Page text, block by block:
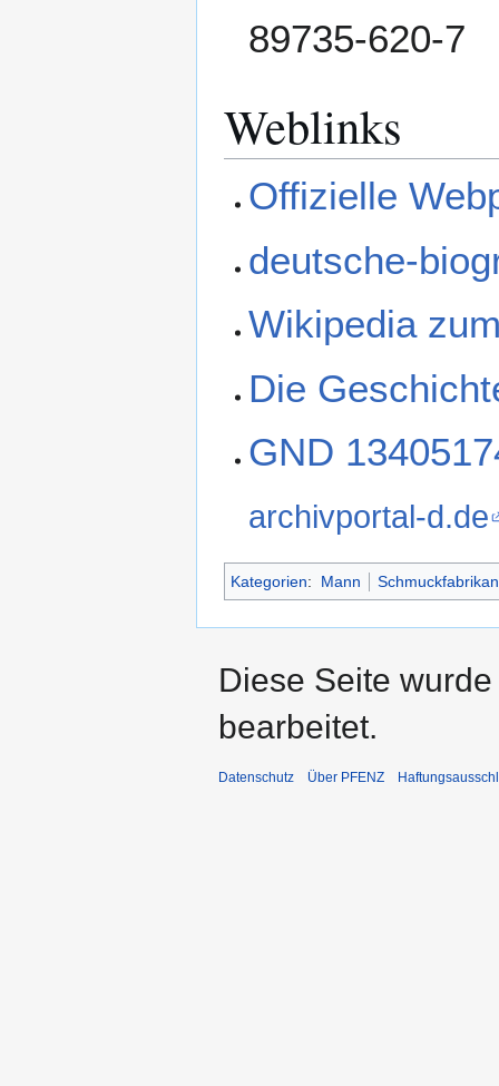
89735-620-7
Weblinks
Offizielle
deutsche-
Wikipedia
Die
GND
archivportal-d.de
Kategorien: Mann
Diese Seite
bearbeitet.
Datenschutz Über PFENZ